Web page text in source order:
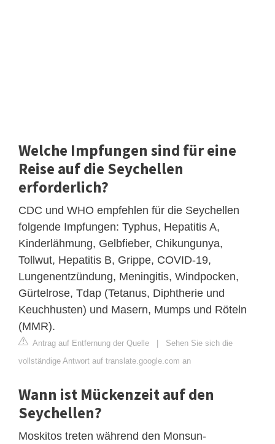
Welche Impfungen sind für eine
Reise auf die Seychellen
erforderlich?
CDC und WHO empfehlen für die Seychellen
folgende Impfungen: Typhus, Hepatitis A,
Kinderlähmung, Gelbfieber, Chikungunya,
Tollwut, Hepatitis B, Grippe, COVID-19,
Lungenentzündung, Meningitis, Windpocken,
Gürtelrose, Tdap (Tetanus, Diphtherie und
Keuchhusten) und Masern, Mumps und Röteln
(MMR).
Antrag auf Entfernung der Quelle
Sehen Sie sich die
vollständige Antwort auf translate.google.com an
Wann ist Mückenzeit auf den
Seychellen?
Moskitos treten während den Monsun-